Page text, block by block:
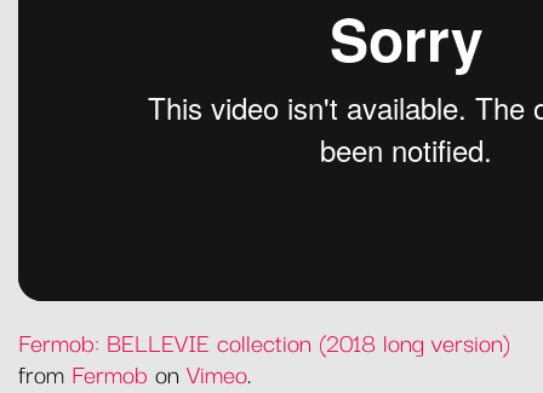
Fermob: BELLEVIE collection (2018 long version)
from Fermob on Vimeo.